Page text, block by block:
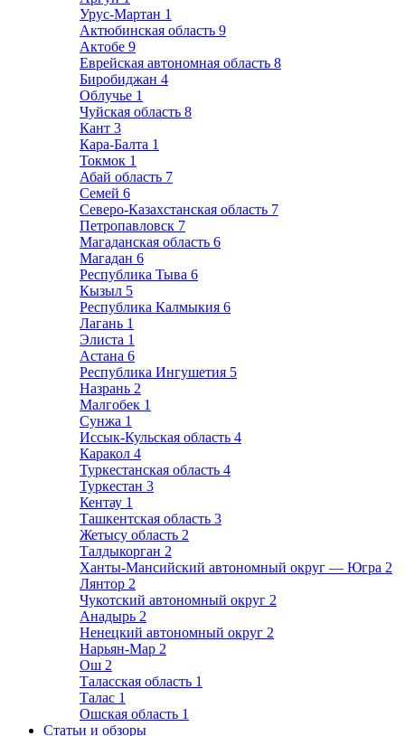
Урус-Мартан 1
Актюбинская область 9
Актобе 9
Еврейская автономная область 8
Биробиджан 4
Облучье 1
Чуйская область 8
Кант 3
Кара-Балта 1
Токмок 1
Абай область 7
Семей 6
Северо-Казахстанская область 7
Петропавловск 7
Магаданская область 6
Магадан 6
Республика Тыва 6
Кызыл 5
Республика Калмыкия 6
Лагань 1
Элиста 1
Астана 6
Республика Ингушетия 5
Назрань 2
Малгобек 1
Сунжа 1
Иссык-Кульская область 4
Каракол 4
Туркестанская область 4
Туркестан 3
Кентау 1
Ташкентская область 3
Жетысу область 2
Талдыкорган 2
Ханты-Мансийский автономный округ — Югра 2
Лянтор 2
Чукотский автономный округ 2
Анадырь 2
Ненецкий автономный округ 2
Нарьян-Мар 2
Ош 2
Таласская область 1
Талас 1
Ошская область 1
Статьи и обзоры